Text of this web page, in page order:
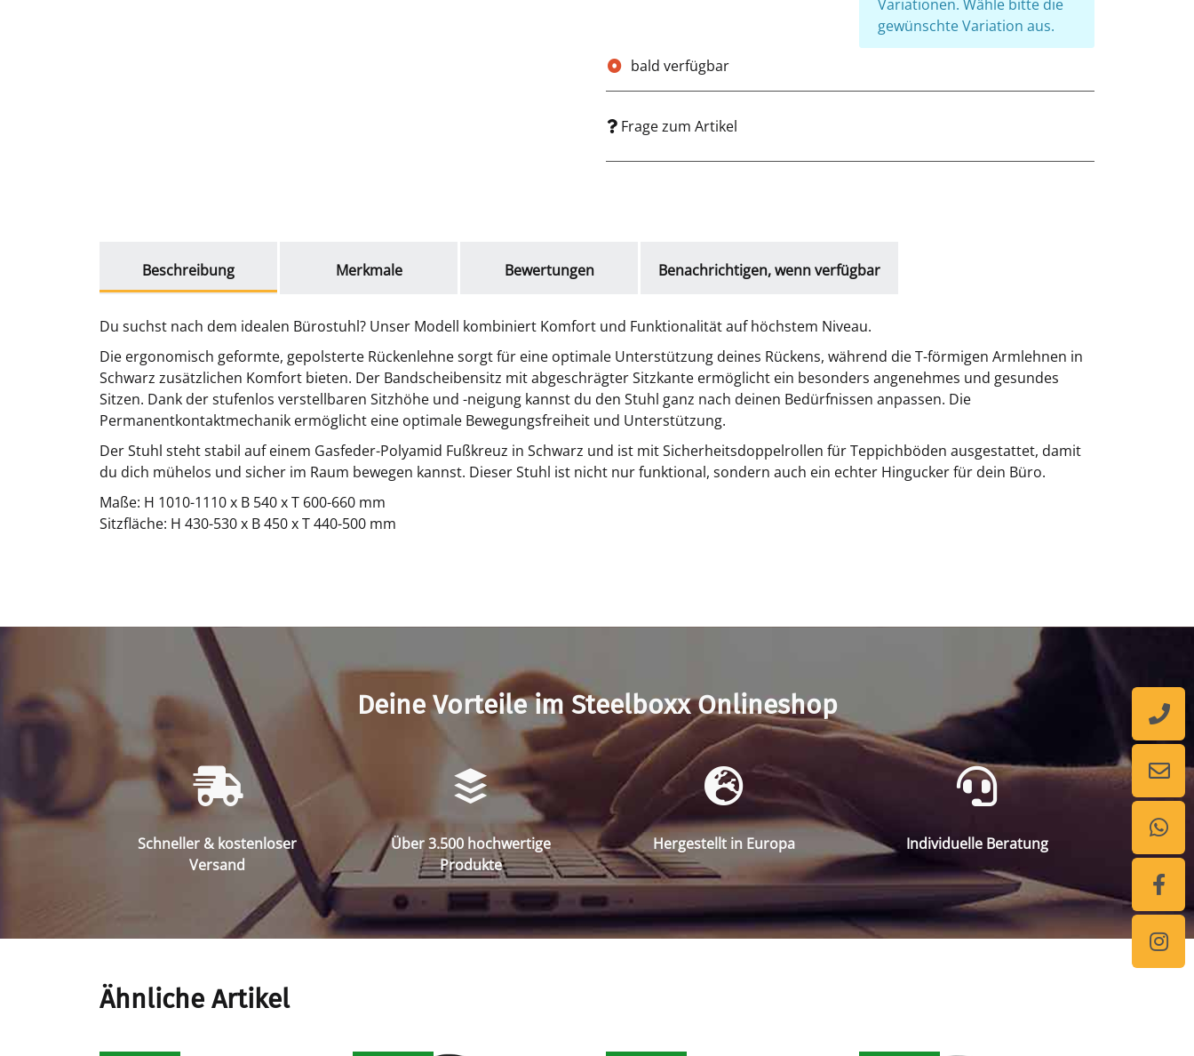
bald verfügbar
Variationen. Wähle bitte die
gewünschte Variation aus.
Frage zum Artikel
Beschreibung
Merkmale Bewertungen Benachrichtigen, wenn verfügbar
Du suchst nach dem idealen Bürostuhl? Unser Modell kombiniert Komfort und Funktionalität auf höchstem Niveau.
Die ergonomisch geformte, gepolsterte Rückenlehne sorgt für eine optimale Unterstützung deines Rückens, während die T-förmigen Armlehnen in
Schwarz zusätzlichen Komfort bieten. Der Bandscheibensitz mit abgeschrägter Sitzkante ermöglicht ein besonders angenehmes und gesundes
Sitzen. Dank der stufenlos verstellbaren Sitzhöhe und -neigung kannst du den Stuhl ganz nach deinen Bedürfnissen anpassen. Die
Permanentkontaktmechanik ermöglicht eine optimale Bewegungsfreiheit und Unterstützung.
Der Stuhl steht stabil auf einem Gasfeder-Polyamid Fußkreuz in Schwarz und ist mit Sicherheitsdoppelrollen für Teppichböden ausgestattet, damit
du dich mühelos und sicher im Raum bewegen kannst. Dieser Stuhl ist nicht nur funktional, sondern auch ein echter Hingucker für dein Büro.
Maße: H 1010-1110 x B 540 x T 600-660 mm
Sitzfläche: H 430-530 x B 450 x T 440-500 mm
Deine Vorteile im Steelboxx Onlineshop
Schneller & kostenloser
Versand
Über 3.500 hochwertige
Produkte
Hergestellt in Europa Individuelle Beratung
Ähnliche Artikel